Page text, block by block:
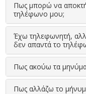
Πως μπορώ να
τηλέφωνο μου;
Έχω τηλεφωνητή,
δεν απαντά το
Πως ακούω τα
Πως αλλάζω το